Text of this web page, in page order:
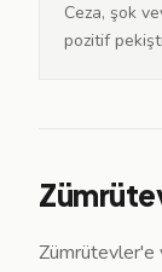
Ceza, şok
pozitif
Zümrütevler'e